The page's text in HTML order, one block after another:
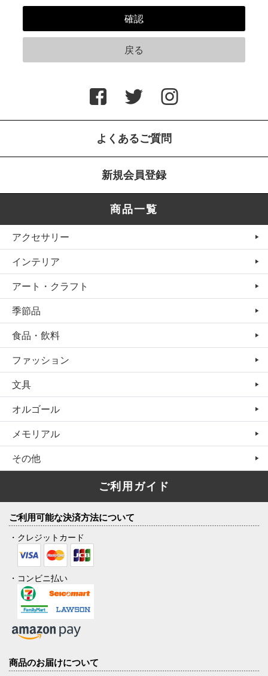
よくあるご質問
新規会員登録
商品一覧
アクセサリー
インテリア
アート・クラフト
季節品
食品・飲料
ファッション
文具
オルゴール
メモリアル
その他
ご利用ガイド
ご利用可能な決済方法について
・クレジットカード
・コンビニ払い
商品のお届けについて